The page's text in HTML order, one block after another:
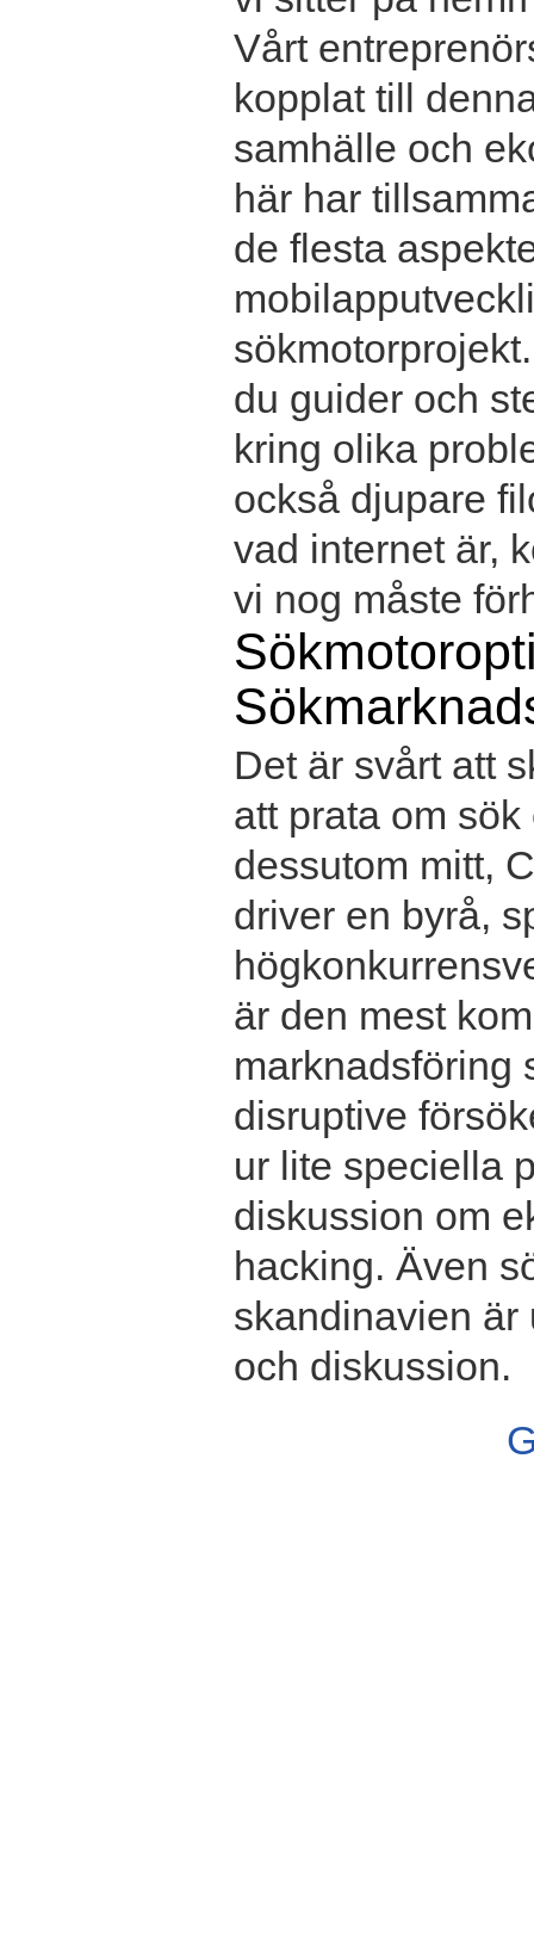
Vårt
kopplat till
samhälle och
här har
de flesta
du guider och
kring olika
också djupare
vad internet är,
vi nog måste
Det är svårt att
att prata om
dessutom mitt,
driver en byrå,
är den mest
marknadsföring
disruptive
ur lite speciella
diskussion om
hacking. Även
skandinavien är
och diskussion.